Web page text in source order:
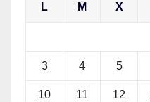
L M X
3 4 5
10 11 12